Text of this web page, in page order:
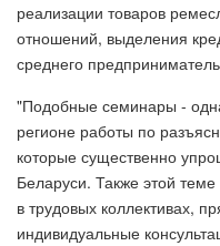
реализации товаров
отношений, выделения
среднего
"Подобные семинары -
регионе работы по
которые существенно
Беларуси. Также этой
в трудовых коллективах,
индивидуальные